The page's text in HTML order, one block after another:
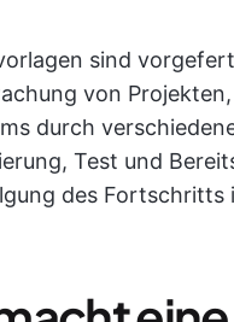
sind
von
durch
Test und
des Fortschritts